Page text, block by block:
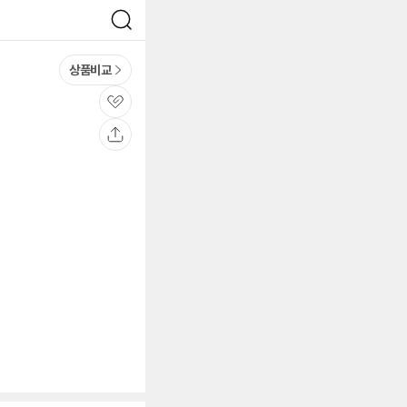
검
색
상품비교
관
심